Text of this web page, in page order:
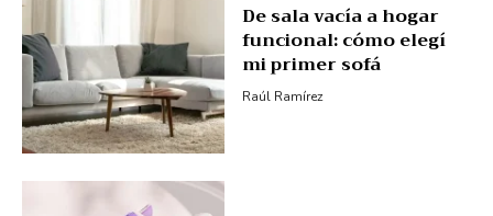
De sala vacía a hogar
funcional: cómo elegí
mi primer sofá
Raúl Ramírez